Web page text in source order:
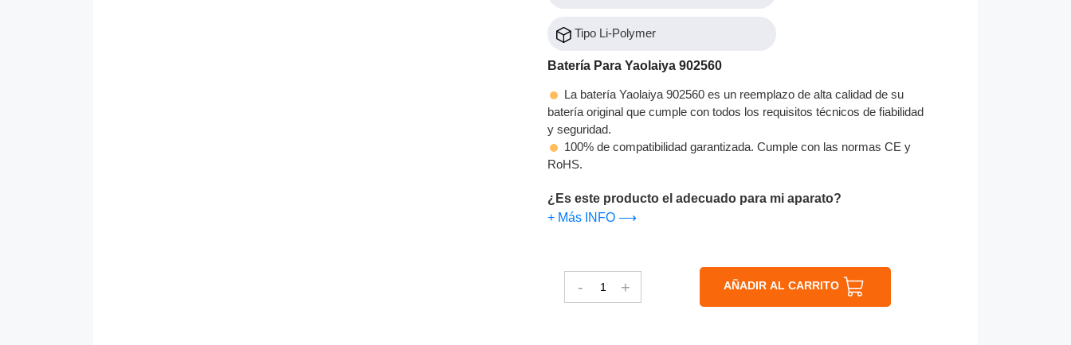
Tipo Li-Polymer
Batería Para Yaolaiya 902560
La batería Yaolaiya 902560 es un reemplazo de alta calidad de su
batería original que cumple con todos los requisitos técnicos de fiabilidad
y seguridad.
100% de compatibilidad garantizada. Cumple con las normas CE y
RoHS.
¿Es este producto el adecuado para mi aparato?
+ Más INFO ⟶
- + AÑADIR AL CARRITO